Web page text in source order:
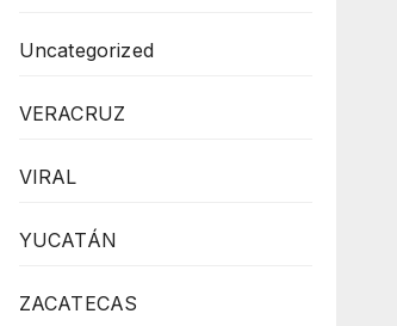
Uncategorized
VERACRUZ
VIRAL
YUCATÁN
ZACATECAS